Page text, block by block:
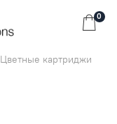
0
Цветные картриджи